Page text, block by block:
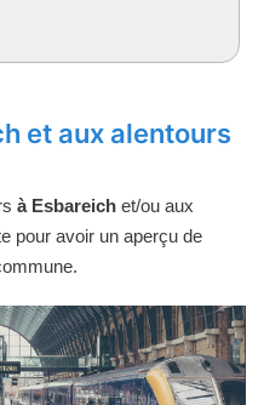
et aux alentours
à Esbareich et/ou aux
pour avoir un aperçu de